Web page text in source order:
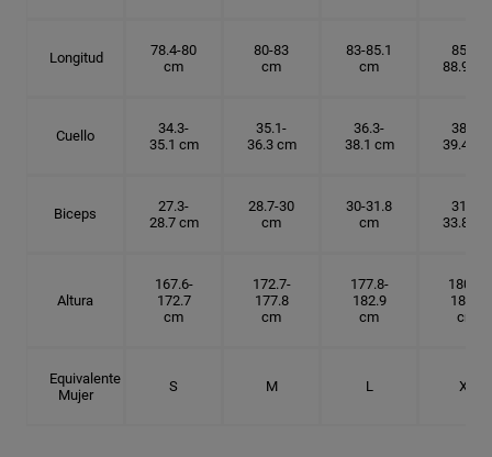
Longitud
78.4-80
cm
80-83
cm
83-85.1
cm
85.1-
88.9 cm
Cuello
34.3-
35.1 cm
35.1-
36.3 cm
36.3-
38.1 cm
38.1-
39.4 cm
Biceps
27.3-
28.7 cm
28.7-30
cm
30-31.8
cm
31.8-
33.8 cm
Altura
167.6-
172.7
cm
172.7-
177.8
cm
177.8-
182.9
cm
180.3-
185.5
cm
Equivalente
Mujer
S M L XL